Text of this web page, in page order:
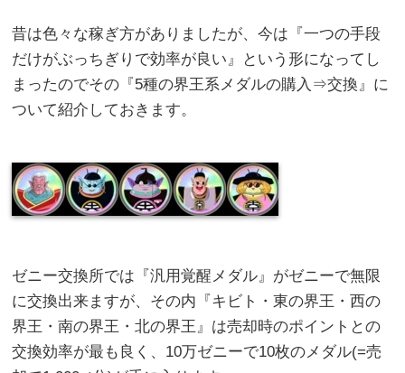
昔は色々な稼ぎ方がありましたが、今は『一つの手段
だけがぶっちぎりで効率が良い』という形になってし
まったのでその『5種の界王系メダルの購入⇒交換』に
ついて紹介しておきます。
ゼニー交換所では『汎用覚醒メダル』がゼニーで無限
に交換出来ますが、その内『キビト・東の界王・西の
界王・南の界王・北の界王』は売却時のポイントとの
交換効率が最も良く、10万ゼニーで10枚のメダル(=売